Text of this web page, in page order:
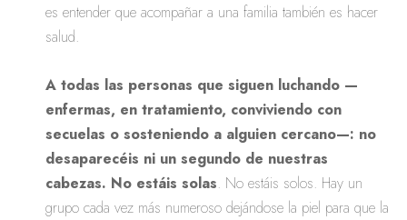
es entender que acompañar a una familia también es hacer
salud.
A todas las personas que siguen luchando —
enfermas, en tratamiento, conviviendo con
secuelas o sosteniendo a alguien cercano—: no
desaparecéis ni un segundo de nuestras
cabezas. No estáis solas. No estáis solos. Hay un
grupo cada vez más numeroso dejándose la piel para que la